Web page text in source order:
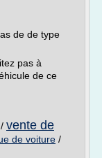
de de type
pas à
de ce
/ vente de
de voiture /